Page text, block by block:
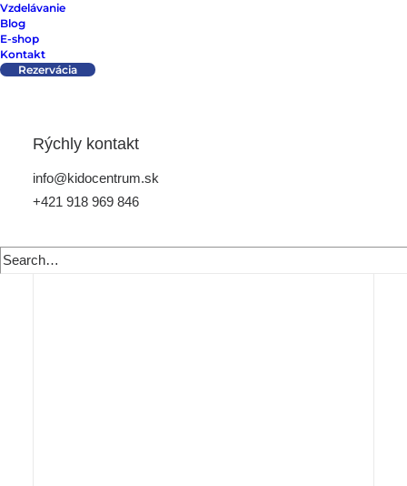
Vzdelávanie
Blog
E-shop
Kontakt
Rezervácia
Rýchly kontakt
info@kidocentrum.sk
+421 918 969 846